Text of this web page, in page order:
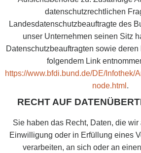
datenschutzrechtlichen
Landesdatenschutzbeauftragte des
unser Unternehmen seinen Sitz
Datenschutzbeauftragten sowie
folgendem Link
https://www.bfdi.bund.de/DE/Infothek/
node.html .
RECHT AUF
Sie haben das Recht, Daten, die wir
Einwilligung oder in Erfüllung eines
verarbeiten, an sich oder an